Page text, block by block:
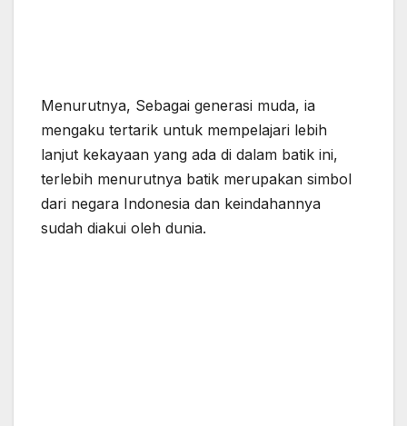
Menurutnya, Sebagai generasi muda, ia
mengaku tertarik untuk mempelajari lebih
lanjut kekayaan yang ada di dalam batik ini,
terlebih menurutnya batik merupakan simbol
dari negara Indonesia dan keindahannya
sudah diakui oleh dunia.